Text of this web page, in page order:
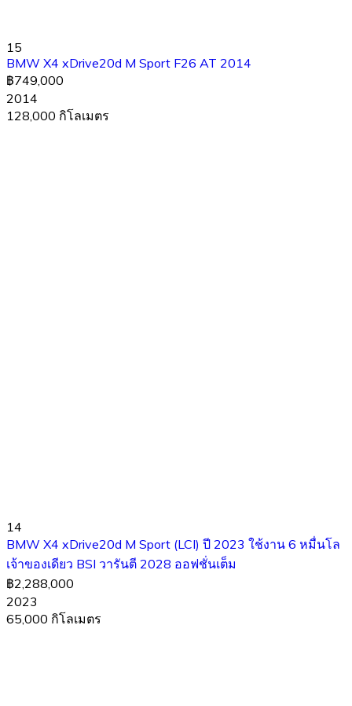
15
BMW X4 xDrive20d M Sport F26 AT 2014
฿749,000
2014
128,000 กิโลเมตร
14
BMW X4 xDrive20d M Sport (LCI) ปี 2023 ใช้งาน 6 หมื่นโล
เจ้าของเดียว BSI วารันตี 2028 ออฟชั่นเต็ม
฿2,288,000
2023
65,000 กิโลเมตร